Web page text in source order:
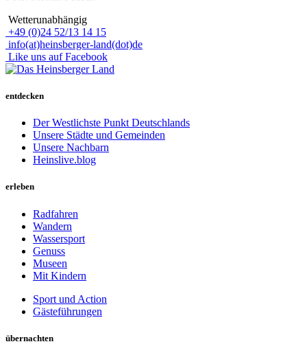
Wetterunabhängig
+49 (0)24 52/13 14 15
info(at)heinsberger-land(dot)de
Like uns auf Facebook
entdecken
Der Westlichste Punkt Deutschlands
Unsere Städte und Gemeinden
Unsere Nachbarn
Heinslive.blog
erleben
Radfahren
Wandern
Wassersport
Genuss
Museen
Mit Kindern
Sport und Action
Gästeführungen
übernachten